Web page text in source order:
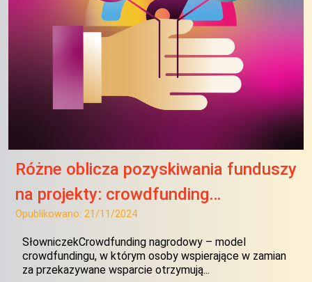
Różne oblicza pozyskiwania funduszy
na projekty: crowdfunding…
Opublikowano: 21/11/2024
SłowniczekCrowdfunding nagrodowy – model
crowdfundingu, w którym osoby wspierające w zamian
za przekazywane wsparcie otrzymują...